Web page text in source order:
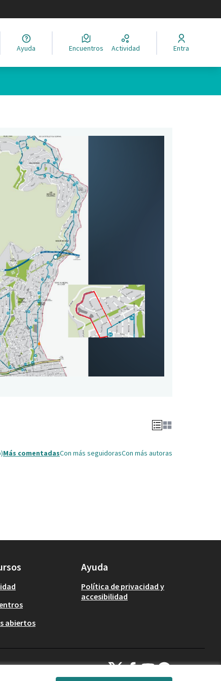
el idioma
Ayuda Encuentros Actividad Entra
Más comentadasCon más seguidorasCon más autoras
abiertos
Ayuda
Política de privacidad y
accesibilidad
Decidim Calafell en X
Decidim Calafell en Facebook
Decidim Calafell en
Decidim Calafell en